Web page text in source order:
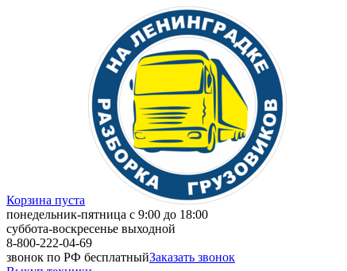
Корзина пуста
понедельник-пятница с 9:00 до 18:00
суббота-воскресенье выходной
8-800-222-04-69
звонок по РФ бесплатныйЗаказать звонок